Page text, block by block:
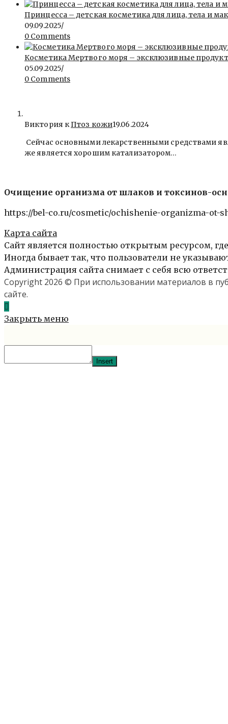
Принцесса – детская косметика для лица, тела и
09.09.2025/
0 Comments
Косметика Мертвого моря – эксклюзивные
05.09.2025/
0 Comments
Виктория кПтоз кожи19.06.2024
Сейчас основными лекарственными средствами
же является хорошим катализатором…
Очищение организма от шлаков и токсинов-
https://bel-co.ru/cosmetic/ochishenie-organizma-
Карта сайта
Сайт является полностью открытым ресурсом,
Иногда бывает так, что пользователи не
Администрация сайта снимает с себя всю
Copyright 2026 © При использовании материалов в
сайте.
Закрыть меню
Insert